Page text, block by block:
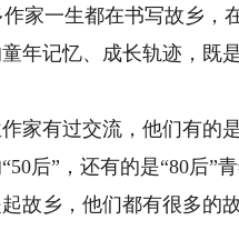
家一生都在书写故乡，
年记忆、成长轨迹，既
有过交流，他们有的
后”，还有的是“80后”
故乡，他们都有很多的